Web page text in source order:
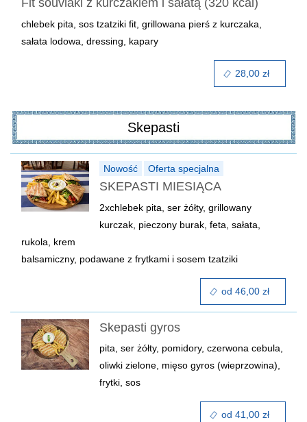
Fit souvlaki z kurczakiem i sałatą (320 kcal)
chlebek pita, sos tzatziki fit, grillowana pierś z kurczaka,
sałata lodowa, dressing, kapary
Skepasti
Nowość Oferta specjalna
SKEPASTI MIESIĄCA
2xchlebek pita, ser żółty, grillowany
kurczak, pieczony burak, feta, sałata,
rukola, krem
balsamiczny, podawane z frytkami i sosem tzatziki
Skepasti gyros
pita, ser żółty, pomidory, czerwona cebula,
oliwki zielone, mięso gyros (wieprzowina),
frytki, sos